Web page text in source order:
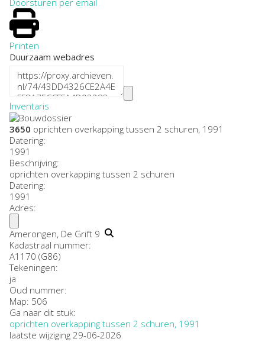
Printen
Duurzaam webadres
Inventaris
3650 oprichten overkapping tussen 2 schuren, 1991
Datering:
1991
Beschrijving:
oprichten overkapping tussen 2 schuren
Datering:
1991
Adres:
Amerongen, De Grift 9
Kadastraal nummer:
A1170 (G86)
Tekeningen:
ja
Oud nummer:
Map: 506
Ga naar dit stuk:
oprichten overkapping tussen 2 schuren, 1991
laatste wijziging 29-06-2026